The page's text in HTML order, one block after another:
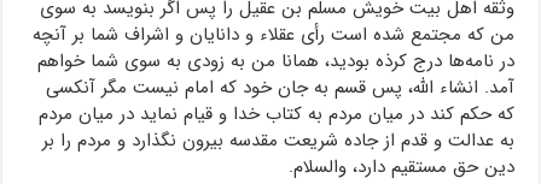
وثقه اهل بیت خویش مسلم بن عقیل را پس اگر بنویسد به سوی
من که مجتمع شده است رأی عقلاء و دانایان و اشراف شما بر آنچه
در نامه‌ها درج کرذه بودید، همانا من به زودی به سوی شما خواهم
آمد. انشاء الله، پس قسم به جان خود که امام نیست مگر آنکسی
که حکم کند در میان مردم به کتاب خدا و قیام نماید در میان مردم
به عدالت و قدم از جاده شریعت مقدسه بیرون نگذارد و مردم را بر
دین حق مستقیم دارد، والسلام.